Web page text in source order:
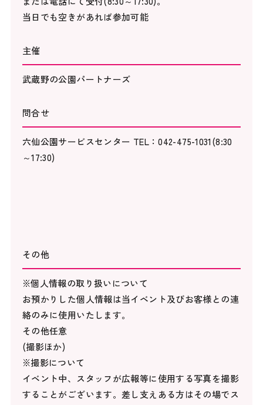
当日でも空きがあれば参加可能
主催
武蔵野の公園パートナーズ
問合せ
六仙公園サービスセンター TEL：042-475-1031(8:30
～17:30)
その他
※個人情報の取り扱いについて
お預かりした個人情報は当イベント及びお客様との連
絡のみに使用いたします。
その他任意
(撮影ほか)
※撮影について
イベント中、スタッフが広報等に使用する写真を撮影
することがございます。差し支えある方はその場でス